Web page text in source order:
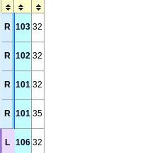
R 103 32
R 102 32
R 101 32
R 101 35
L 106 32